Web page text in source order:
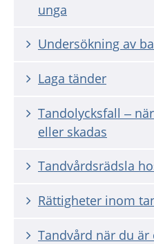
unga
Undersökning av
Laga tänder
Tandolycksfall –
eller skadas
Tandvårdsrädsla
Rättigheter inom
Tandvård när du är